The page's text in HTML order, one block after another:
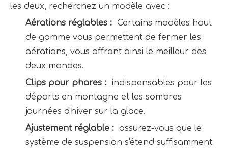
les deux, recherchez un modèle avec :
Aérations réglables : Certains modèles haut
de gamme vous permettent de fermer les
aérations, vous offrant ainsi le meilleur des
deux mondes.
Clips pour phares :
indispensables pour les
départs en montagne et les sombres
journées d'hiver sur la glace.
Ajustement réglable : assurez-vous que le
système de suspension s'étend suffisamment